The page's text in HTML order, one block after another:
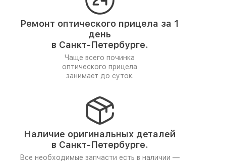
Ремонт оптического прицела за 1
день
в Санкт-Петербурге.
Чаще всего починка
оптического прицела
занимает до суток.
Наличие оригинальных деталей
в Санкт-Петербурге.
Все необходимые запчасти есть в наличии —